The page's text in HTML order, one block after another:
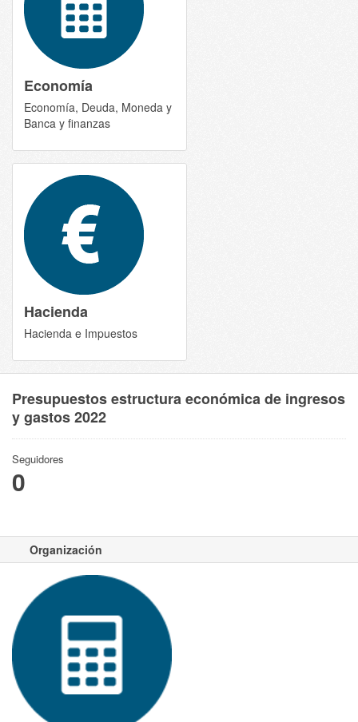
Economía
Economía, Deuda, Moneda y
Banca y finanzas
Hacienda
Hacienda e Impuestos
Presupuestos estructura económica de ingresos
y gastos 2022
Seguidores
0
Organización